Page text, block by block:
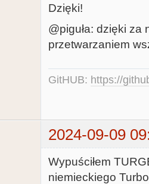
Dzięki!
@piguła: dzięki
przetwarzaniem
GitHUB: https://
2024-09-09
Wypuściłem
niemieckiego